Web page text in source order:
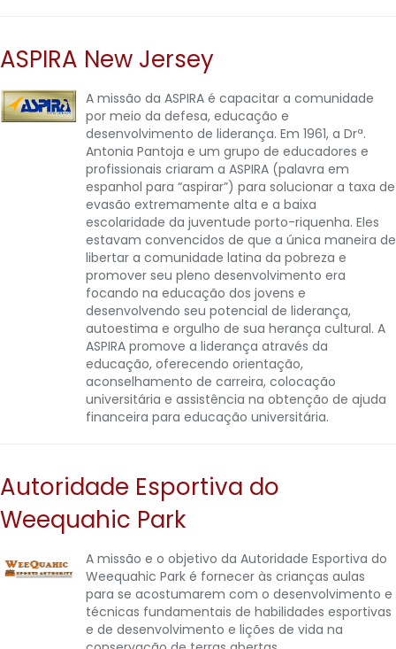
ASPIRA New Jersey
A missão da ASPIRA é capacitar a comunidade
por meio da defesa, educação e
desenvolvimento de liderança. Em 1961, a Drª.
Antonia Pantoja e um grupo de educadores e
profissionais criaram a ASPIRA (palavra em
espanhol para “aspirar”) para solucionar a taxa de
evasão extremamente alta e a baixa
escolaridade da juventude porto-riquenha. Eles
estavam convencidos de que a única maneira de
libertar a comunidade latina da pobreza e
promover seu pleno desenvolvimento era
focando na educação dos jovens e
desenvolvendo seu potencial de liderança,
autoestima e orgulho de sua herança cultural. A
ASPIRA promove a liderança através da
educação, oferecendo orientação,
aconselhamento de carreira, colocação
universitária e assistência na obtenção de ajuda
financeira para educação universitária.
Autoridade Esportiva do
Weequahic Park
A missão e o objetivo da Autoridade Esportiva do
Weequahic Park é fornecer às crianças aulas
para se acostumarem com o desenvolvimento e
técnicas fundamentais de habilidades esportivas
e de desenvolvimento e lições de vida na